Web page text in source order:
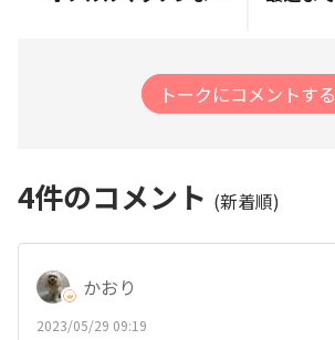
トークにコメントする
4件のコメント (新着順)
かおり
2023/05/29 09:19